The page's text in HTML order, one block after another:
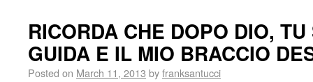
RICORDA CHE DOPO DIO,
GUIDA E IL MIO BRACCIO
Posted on March 11, 2013 byfranksantucci